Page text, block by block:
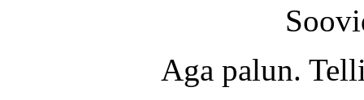
Aga palun.